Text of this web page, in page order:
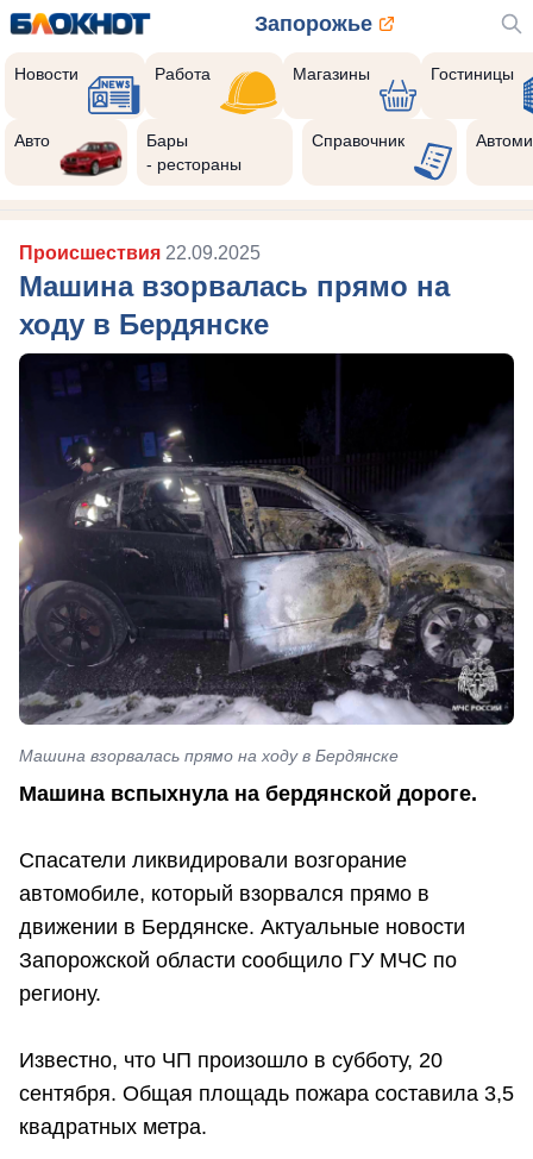
Запорожье
Новости Работа Магазины Гостиницы
Авто
Бары
- рестораны
Справочник
Происшествия 22.09.2025
Машина взорвалась прямо на
ходу в Бердянске
Машина взорвалась прямо на ходу в Бердянске
Машина вспыхнула на бердянской дороге.
Спасатели ликвидировали возгорание
автомобиле, который взорвался прямо в
движении в Бердянске. Актуальные новости
Запорожской области сообщило ГУ МЧС по
региону.
Известно, что ЧП произошло в субботу, 20
сентября. Общая площадь пожара составила 3,5
квадратных метра.